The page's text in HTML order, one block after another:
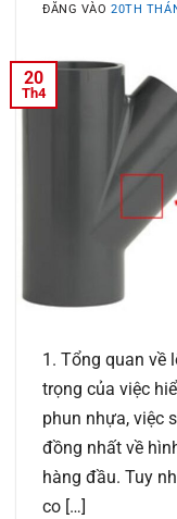
ĐĂNG VÀO20TH
20
Th4
1. Tổng quan về
trọng của việc
phun nhựa, việc
đồng nhất về
hàng đầu. Tuy
co […]